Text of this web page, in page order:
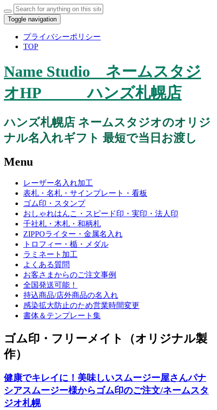
Toggle navigation
プライバシーポリシー
TOP
Name Studio ネームスタジ
オHP ハンズ札幌店
ハンズ札幌店 ネームスタジオのオリジ
ナル名入れギフト 最短で当日お渡し
Menu
レーザー名入れ加工
表札・名札・サインプレート・看板
ゴム印・スタンプ
おしゃれはんこ・スピード印・実印・法人印
千社札・木札・和柄札
ZIPPOライター・金属名入れ
トロフィー・楯・メダル
ラミネート加工
よくある質問
お客さまからのご注文事例
全国発送可能！
持込商品/店外商品の名入れ
感染拡大防止のため営業時間変更
書体＆テンプレート集
ゴム印・フリーメイト（オリジナル製
作）
健康でキレイに！美味しいスムージー屋さんパナ
シアスムージー様からゴム印のご注文/ネームスタ
ジオ札幌